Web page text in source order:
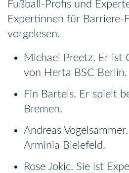
Fußball-Profis und
Expertinnen für Barriere-
vorgelesen.
Michael Preetz. Er ist
von Herta BSC Berlin.
Fin Bartels. Er spielt
Bremen.
Andreas
Arminia Bielefeld.
Rose Jokic. Sie ist